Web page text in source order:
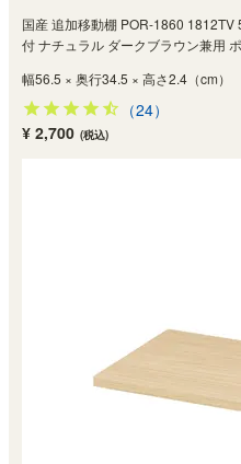
国産 追加移動棚 POR-1860
付 ナチュラル ダークブラウン兼用
幅56.5 × 奥行34.5 × 高さ2.4（cm）
（24）
¥ 2,700 (税込)